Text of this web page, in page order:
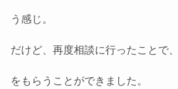
う感じ。
だけど、再度相談に行ったことで
をもらうことができました。